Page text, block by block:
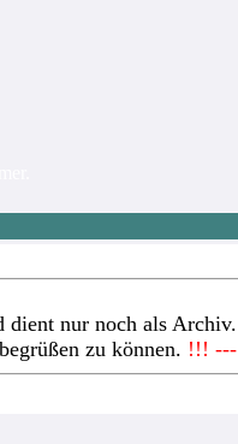
dient nur noch als Archiv.
begrüßen zu können. !!! ---